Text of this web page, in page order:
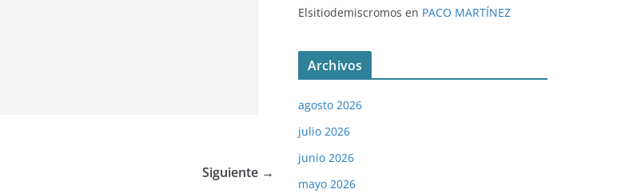
Siguiente →
Elsitiodemiscromos en PACO MARTÍNEZ
Archivos
agosto 2026
julio 2026
junio 2026
mayo 2026